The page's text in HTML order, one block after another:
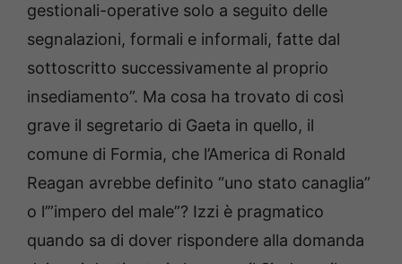
gestionali-operative solo a seguito delle
segnalazioni, formali e informali, fatte dal
sottoscritto successivamente al proprio
insediamento”. Ma cosa ha trovato di così
grave il segretario di Gaeta in quello, il
comune di Formia, che l’America di Ronald
Reagan avrebbe definito “uno stato canaglia”
o l’”impero del male”? Izzi è pragmatico
quando sa di dover rispondere alla domanda